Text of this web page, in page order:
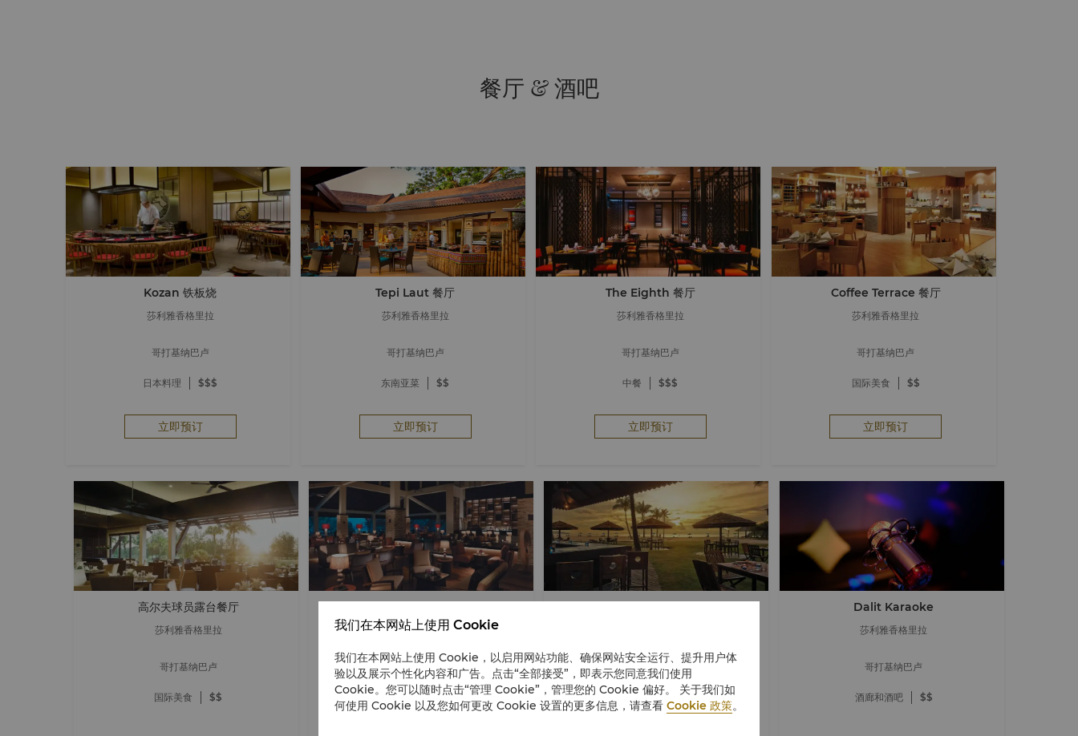
餐厅 & 酒吧
Kozan 铁板烧
莎利雅香格里拉
哥打基纳巴卢
日本料理 $$$
立即预订
Tepi Laut 餐厅
莎利雅香格里拉
哥打基纳巴卢
东南亚菜 $$
立即预订
The Eighth 餐厅
莎利雅香格里拉
哥打基纳巴卢
中餐 $$$
立即预订
Coffee Terrace 餐厅
莎利雅香格里拉
哥打基纳巴卢
国际美食 $$
立即预订
高尔夫球员露台餐厅
莎利雅香格里拉
哥打基纳巴卢
国际美食 $$
莎利雅香格里拉
哥打基纳巴卢
酒廊和酒吧 $$$
哥打基纳巴卢
酒廊和酒吧 $$
Dalit Karaoke
莎利雅香格里拉
哥打基纳巴卢
酒廊和酒吧 $$
我们在本网站上使用 Cookie
我们在本网站上使用 Cookie，以启用网站功能、确保网站安全运行、提升用户体
验以及展示个性化内容和广告。点击“全部接受”，即表示您同意我们使用
Cookie。您可以随时点击“管理 Cookie”，管理您的 Cookie 偏好。 关于我们如
何使用 Cookie 以及您如何更改 Cookie 设置的更多信息，请查看 Cookie 政策。